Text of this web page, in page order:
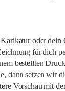
oder dein
für dich
bestellten
dann setzen wir
Vorschau mit